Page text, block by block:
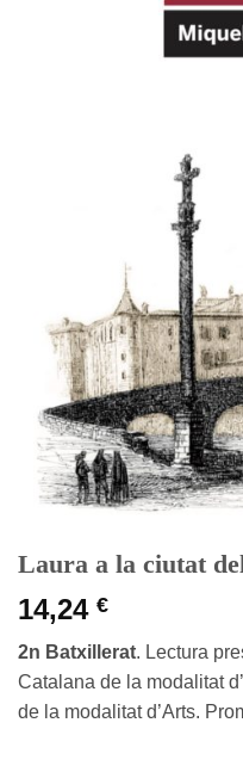
Laura a la ciutat
14,24 €
2n Batxillerat. Lectura
Catalana de la modalitat
de la modalitat d’Arts.